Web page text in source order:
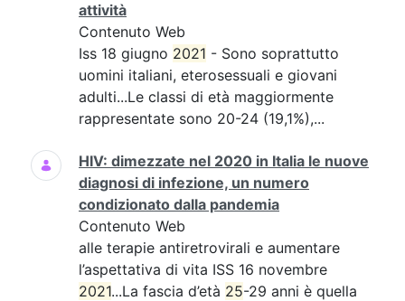
attività
Contenuto Web
Iss 18 giugno 2021 - Sono soprattutto
uomini italiani, eterosessuali e giovani
adulti...Le classi di età maggiormente
rappresentate sono 20-24 (19,1%),...
HIV: dimezzate nel 2020 in Italia le nuove
diagnosi di infezione, un numero
condizionato dalla pandemia
Contenuto Web
alle terapie antiretrovirali e aumentare
l’aspettativa di vita ISS 16 novembre
2021...La fascia d’età 25-29 anni è quella